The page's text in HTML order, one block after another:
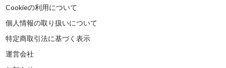
Cookieの利用について
個人情報の取り扱いについて
特定商取引法に基づく表示
運営会社